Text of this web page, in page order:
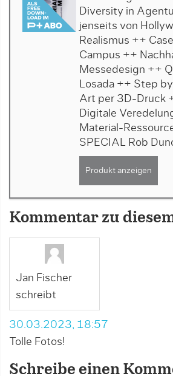
Diversity in
jenseits von
Realismus ++
Campus ++
Messedesign ++
Losada ++ Step
Art per 3D-Druck
Digitale
Material-
SPECIAL Rob
Produkt anzeigen
Kommentar zu
Jan Fischer
schreibt
30.03.2023, 18:57
Tolle Fotos!
Schreibe einen